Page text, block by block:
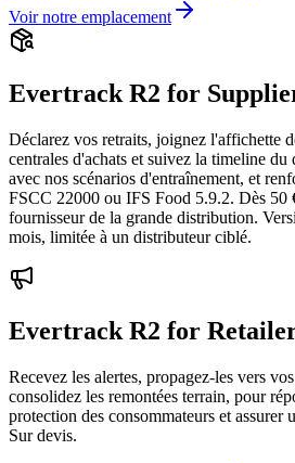
Voir notre emplacement
Evertrack R2 for
Déclarez vos retraits, joignez l'affichette
centrales d'achats et suivez la timeline du
avec nos scénarios d'entraînement, et
FSCC 22000 ou IFS Food 5.9.2. Dès 50
fournisseur de la grande distribution.
mois, limitée à un distributeur ciblé.
Evertrack R2 for
Recevez les alertes, propagez-les vers
consolidez les remontées terrain, pour
protection des consommateurs et assurer
Sur devis.